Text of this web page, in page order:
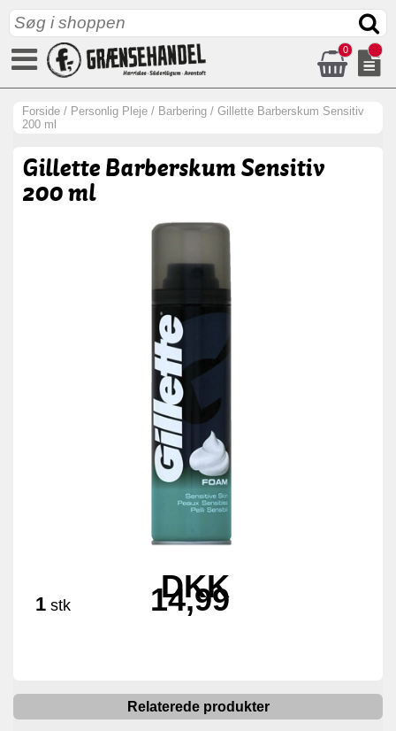
0
Forside / Personlig Pleje / Barbering / Gillette Barberskum Sensitiv
200 ml
Gillette Barberskum Sensitiv
200 ml
1 stk
DKK
14,99
Relaterede produkter